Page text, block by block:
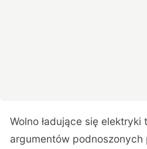
Wolno ładujące się
argumentów